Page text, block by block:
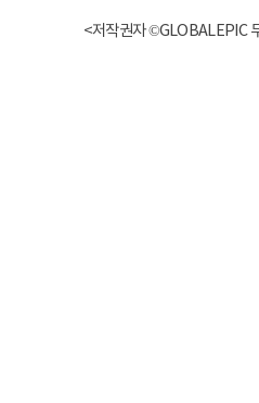
<저작권자 ©GLOBALEPIC